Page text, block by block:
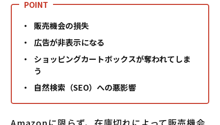
販売機会の損失
広告が非表示になる
ショッピングカートボックスが奪われてしま
う
自然検索（SEO）への悪影響